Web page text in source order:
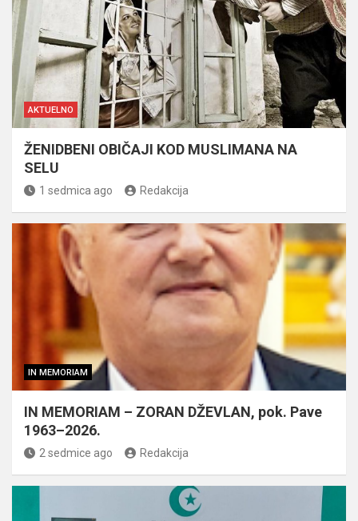
AKTUELNO
ŽENIDBENI OBIČAJI KOD MUSLIMANA NA
SELU
1 sedmica ago Redakcija
IN MEMORIAM
IN MEMORIAM – ZORAN DŽEVLAN, pok. Pave
1963–2026.
2 sedmice ago Redakcija